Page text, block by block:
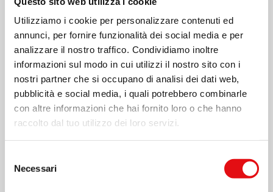
Utilizziamo i cookie per personalizzare contenuti ed
annunci, per fornire funzionalità dei social media e per
analizzare il nostro traffico. Condividiamo inoltre
informazioni sul modo in cui utilizzi il nostro sito con i
nostri partner che si occupano di analisi dei dati web,
pubblicità e social media, i quali potrebbero combinarle
con altre informazioni che hai fornito loro o che hanno
raccolto dal tuo utilizzo dei loro servizi.
delNecessari